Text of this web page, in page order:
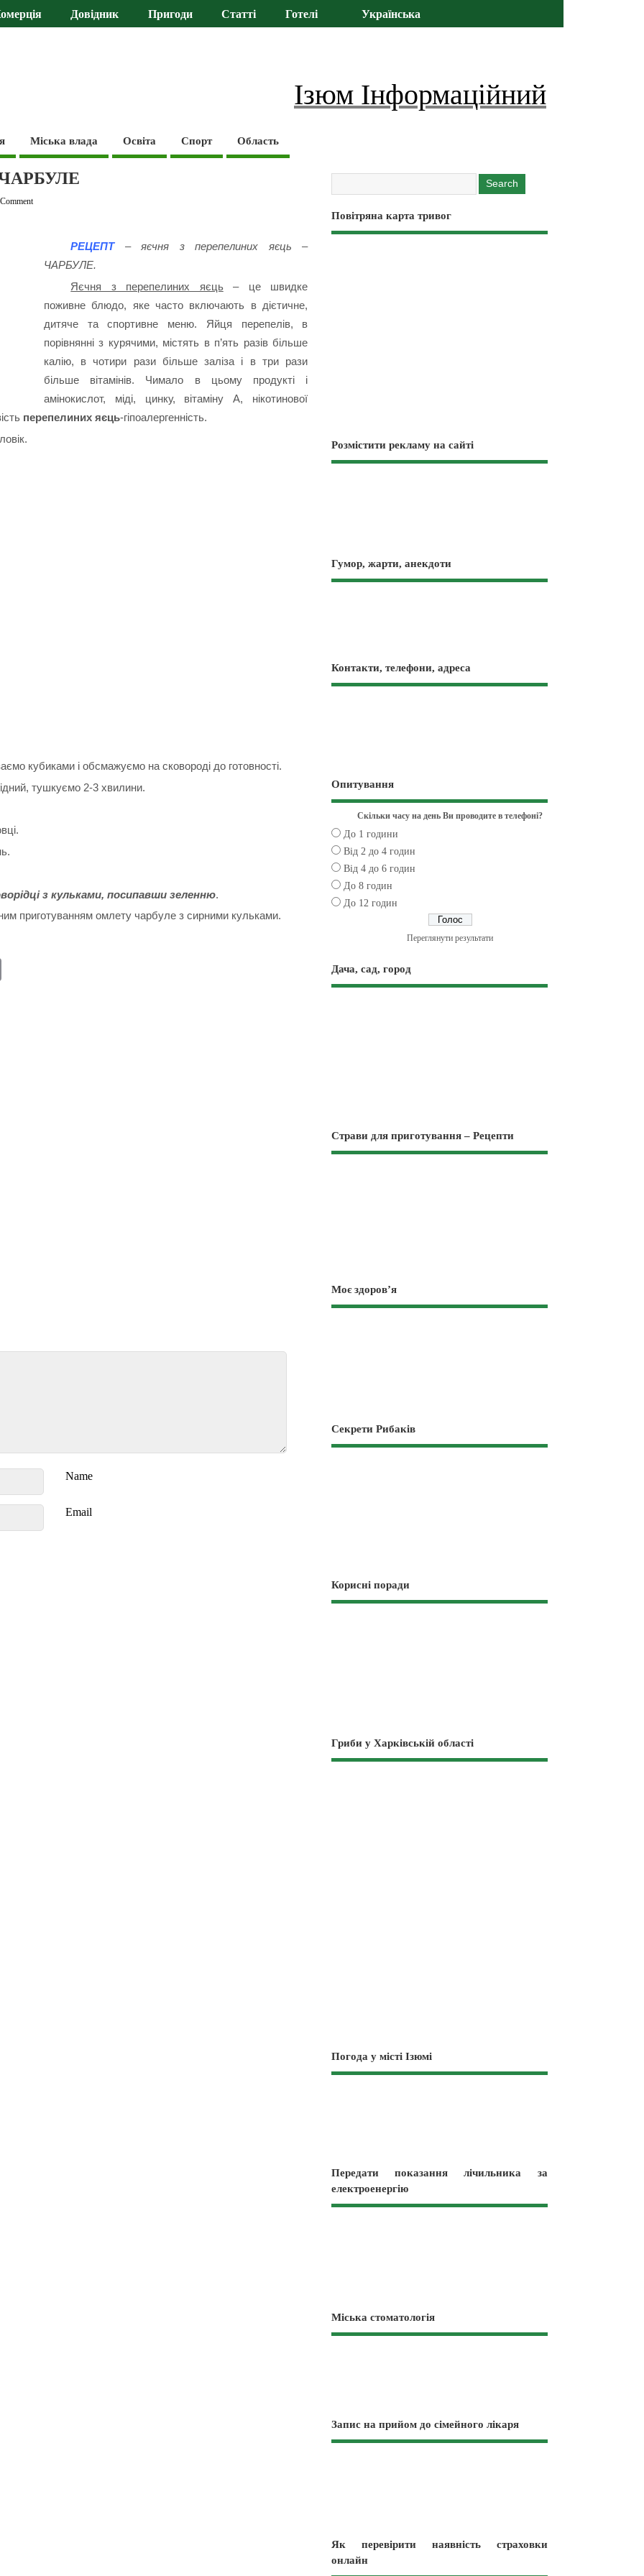
Довідник Пригоди Статті Готелі Українська
Ізюм Інформаційний
Міська влада Освіта Спорт Область
ЧАРБУЛЕ
РЕЦЕПТ– яєчня з перепелиних яєць –
ЧАРБУЛЕ.
Яєчня з перепелиних яєць– це швидке
поживне блюдо, яке часто включають в дієтичне,
дитяче та спортивне меню. Яйця перепелів, в
порівнянні з курячими, містять в п’ять разів більше
калію, в чотири рази більше заліза і в три рази
більше вітамінів. Чимало в цьому продукті і
амінокислот, міді, цинку, вітаміну А, нікотинової
перепелиних яєць-гіпоалергенність.
кубиками і обсмажуємо на сковороді до готовності.
тушкуємо 2-3 хвилини.
з кульками, посипавши зеленню.
приготуванням омлету чарбуле з сирними кульками.
Name
Email
Повітряна карта тривог
Розмістити рекламу на сайті
Гумор, жарти, анекдоти
Контакти, телефони, адреса
Опитування
Скільки часу на день Ви проводите в телефоні?
До 1 години
Від 2 до 4 годин
Від 4 до 6 годин
До 8 годин
До 12 годин
Переглянути результати
Дача, сад, город
Страви для приготування – Рецепти
Моє здоров’я
Секрети Рибаків
Корисні поради
Гриби у Харківській області
Погода у місті Ізюмі
Передати показання лічильника за
електроенергію
Міська стоматологія
Запис на прийом до сімейного лікаря
Як перевірити наявність страховки
онлайн